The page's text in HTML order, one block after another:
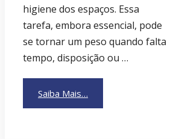
higiene dos espaços. Essa
tarefa, embora essencial, pode
se tornar um peso quando falta
tempo, disposição ou …
Saiba Mais…